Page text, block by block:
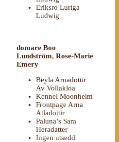
Eriksro Luriga
Ludwig
domare Boo
Lundström, Rose-Marie
Emery
Beyla Arnadottir
Av Vollakloa
Kennel Moonheim
Frontpage Arna
Atladottir
Paluna’s Sara
Heradatter
Ingen utsedd